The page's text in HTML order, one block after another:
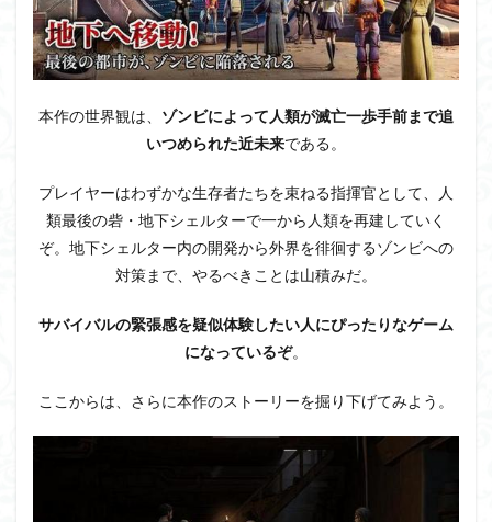
よう
3
緊迫
トル
でゾ
りま
く
れ。
兵器
感プ
4
ルタ
本作の世界観は、 ゾンビによって人類が滅亡一歩手前まで追
いつめられた近未来である。
プレイヤーはわずかな生存者たちを束ねる指揮官として、人
類最後の砦・地下シェルターで一から人類を再建していく
ぞ。地下シェルター内の開発から外界を徘徊するゾンビへの
対策まで、やるべきことは山積みだ。
サバイバルの緊張感を疑似体験したい人にぴったりなゲーム
になっているぞ。
ここからは、さらに本作のストーリーを掘り下げてみよう。